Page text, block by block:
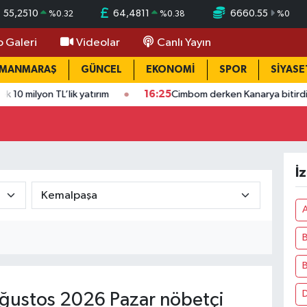
55,2510 %0.32 64,4811 %0.38 6660.55 %0
Galeri Videolar Canlı Yayın
GÜNCEL EKONOMİ SPOR
yatırım 16:25 Cimbom derken Kanarya bitirdi: Lukaku
2026 Pazar nöbetçi